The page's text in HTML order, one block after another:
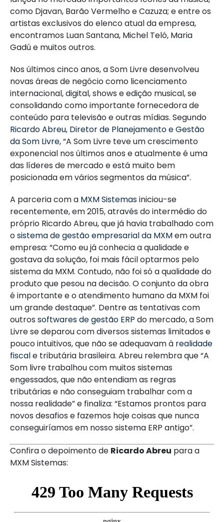
como Djavan, Barão Vermelho e Cazuza; e entre os
artistas exclusivos do elenco atual da empresa,
encontramos Luan Santana, Michel Teló, Maria
Gadú e muitos outros.
Nos últimos cinco anos, a Som Livre desenvolveu
novas áreas de negócio como licenciamento
internacional, digital, shows e edição musical, se
consolidando como importante fornecedora de
conteúdo para televisão e outras mídias. Segundo
Ricardo Abreu, Diretor de Planejamento e Gestão
da Som Livre, “A Som Livre teve um crescimento
exponencial nos últimos anos e atualmente é uma
das líderes de mercado e está muito bem
posicionada em vários segmentos da música”.
A parceria com a MXM Sistemasiniciou-se
recentemente, em 2015, através do intermédio do
próprio Ricardo Abreu, que já havia trabalhado com
osistema de gestão empresarial da MXMem outra
empresa: “Como eu já conhecia a qualidade e
gostava da solução, foi mais fácil optarmos pelo
sistema da MXM. Contudo, não foi só a qualidade do
produto que pesou na decisão. O conjunto da obra
é importante e o atendimento humano da MXM foi
um grande destaque”. Dentre as tentativas com
outros softwares de gestão ERP do mercado, a Som
Livre se deparou com diversos sistemas limitados e
pouco intuitivos, que não se adequavam à realidade
fiscale tributária brasileira. Abreu relembra que “A
Som livre trabalhou com muitos sistemas
engessados, que não entendiam as regras
tributárias e não conseguiam trabalhar com a
nossa realidade” e finaliza: “Estamos prontos para
novos desafios e fazemos hoje coisas que nunca
conseguiríamos em nosso sistema ERP antigo”.
Confira o depoimento de Ricardo Abreu para a
MXM Sistemas: